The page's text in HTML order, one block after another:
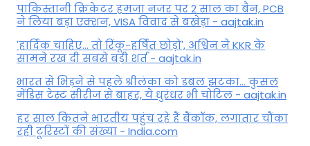
पाकिस्तानी क्रिकेटर हमजा नजर पर 2 साल का बैन, PCB
ने ल‍िया बड़ा एक्शन, VISA व‍िवाद से बखेड़ा - aajtak.in
'हार्दिक चाहिए... तो रिंकू-हर्षित छोड़ो', अश्विन ने KKR के
सामने रख दी सबसे बड़ी शर्त - aajtak.in
भारत से भिड़ने से पहले श्रीलंका को डबल झटका... कुसल
मेंडिस टेस्ट सीरीज से बाहर, ये धुरंधर भी चोटिल - aajtak.in
हर साल कितने भारतीय पहुंच रहे हैं बैंकॉक, लगातार चौंका
रही टूरिस्टों की संख्या - India.com